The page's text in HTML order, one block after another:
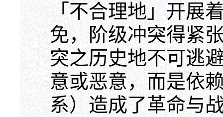
「不合理地」开展
免，阶级冲突得紧
突之历史地不可逃
意或恶意，而是依
系）造成了革命与